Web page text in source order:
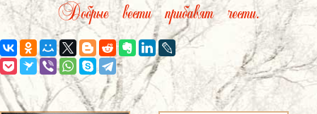
Добрые вести прибавят чести.